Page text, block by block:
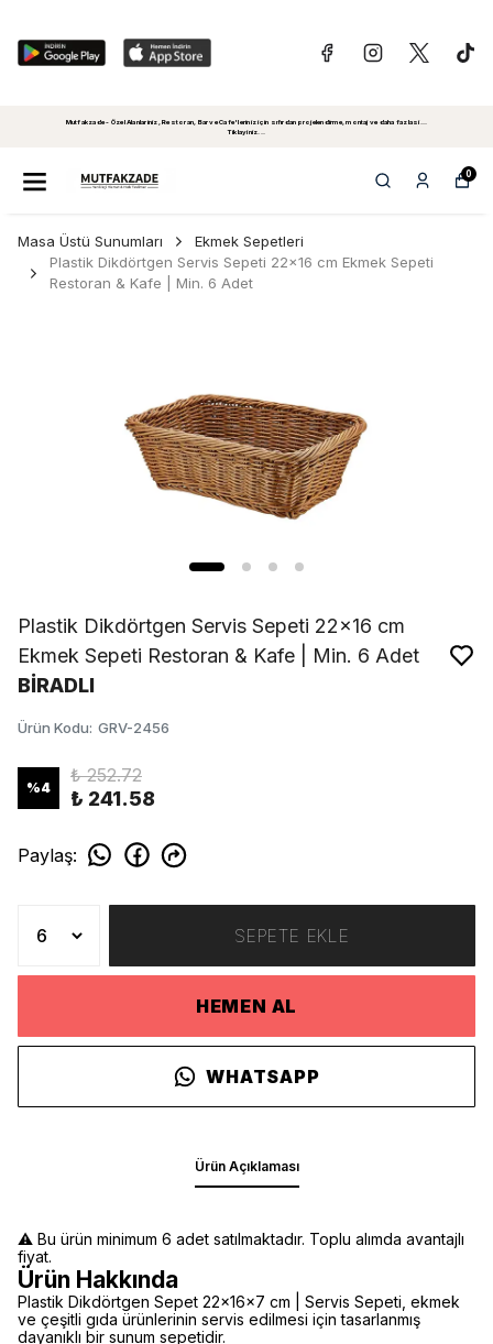
Mutfakzade - Özel Alanlariniz, Restoran, Bar ve Cafe'leriniz için sıfırdan projelendirme, montaj ve daha fazlasi...
Tiklayiniz...
0
Masa Üstü Sunumları
Ekmek Sepetleri
Plastik Dikdörtgen Servis Sepeti 22x16 cm Ekmek Sepeti
Restoran & Kafe | Min. 6 Adet
Plastik Dikdörtgen Servis Sepeti 22x16 cm
Ekmek Sepeti Restoran & Kafe | Min. 6 Adet
BİRADLI
Ürün Kodu: GRV-2456
%4
₺ 252.72
₺ 241.58
Paylaş:
SEPETE EKLE
HEMEN AL
WHATSAPP
Ürün Açıklaması
⚠️ Bu ürün minimum 6 adet satılmaktadır. Toplu alımda avantajlı
fiyat.
Ürün Hakkında
Plastik Dikdörtgen Sepet 22x16x7 cm | Servis Sepeti, ekmek
ve çeşitli gıda ürünlerinin servis edilmesi için tasarlanmış
dayanıklı bir sunum sepetidir.